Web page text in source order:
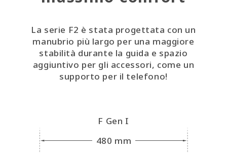
La serie F2 è stata progettata con un
manubrio più largo per una maggiore
stabilità durante la guida e spazio
aggiuntivo per gli accessori, come un
supporto per il telefono!
F Gen I
480 mm